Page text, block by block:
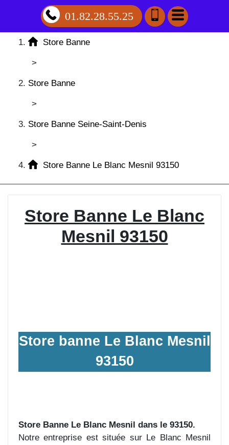
01.82.28.55.25
Store Banne
>
Store Banne
>
Store Banne Seine-Saint-Denis
>
Store Banne Le Blanc Mesnil 93150
Store Banne Le Blanc
Mesnil 93150
Store banne Le Blanc Mesnil
93150
Store Banne Le Blanc Mesnil dans le 93150.
Notre entreprise est située sur Le Blanc Mesnil